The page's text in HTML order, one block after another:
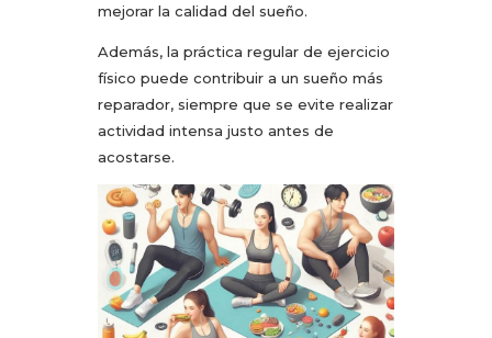
mejorar la calidad del sueño.
Además, la práctica regular de ejercicio
físico puede contribuir a un sueño más
reparador, siempre que se evite realizar
actividad intensa justo antes de
acostarse.​